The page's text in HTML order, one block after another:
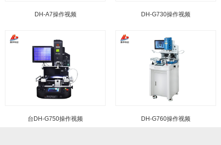
DH-A7操作视频 DH-G730操作视频
台DH-G750操作视频 DH-G760操作视频